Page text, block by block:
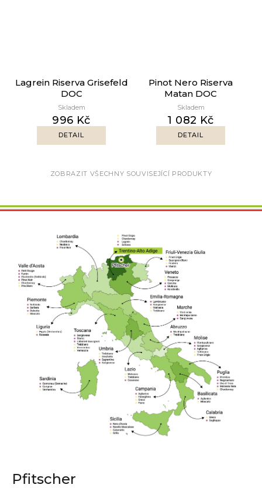
Lagrein Riserva Grisefeld
DOC
Skladem
996 Kč
DETAIL
Pinot Nero Riserva
Matan DOC
Skladem
1 082 Kč
DETAIL
ZOBRAZIT VŠECHNY SOUVISEJÍCÍ PRODUKTY
Pfitscher